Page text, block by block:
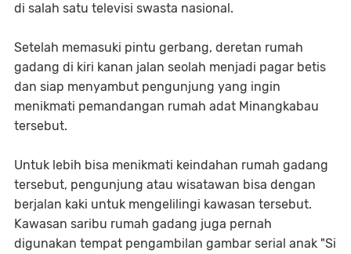
di salah satu televisi swasta nasional.
Setelah memasuki pintu gerbang, deretan rumah
gadang di kiri kanan jalan seolah menjadi pagar betis
dan siap menyambut pengunjung yang ingin
menikmati pemandangan rumah adat Minangkabau
tersebut.
Untuk lebih bisa menikmati keindahan rumah gadang
tersebut, pengunjung atau wisatawan bisa dengan
berjalan kaki untuk mengelilingi kawasan tersebut.
Kawasan saribu rumah gadang juga pernah
digunakan tempat pengambilan gambar serial anak "Si